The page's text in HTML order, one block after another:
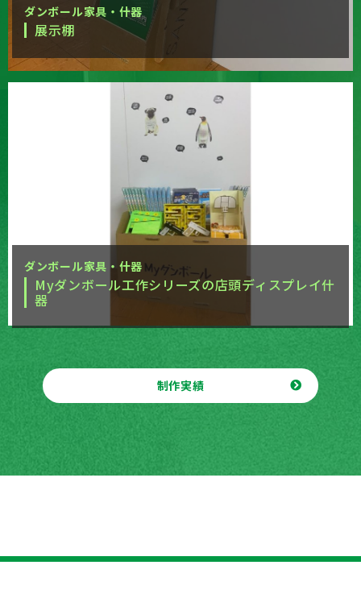
ダンボール家具・什器
展示棚
ダンボール家具・什器
Myダンボール工作シリーズの店頭ディスプレイ什
器
制作実績